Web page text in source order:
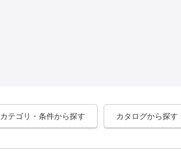
カテゴリ・条件から探す カタログから探す